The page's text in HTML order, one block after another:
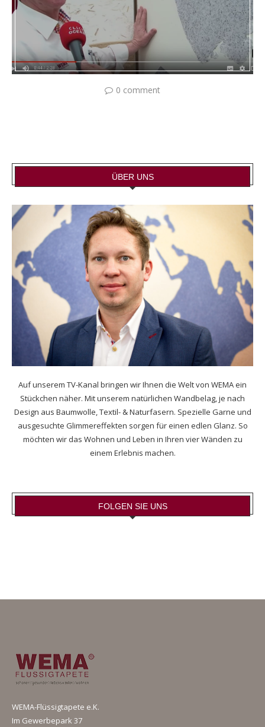
0 comment
ÜBER UNS
Auf unserem TV-Kanal bringen wir Ihnen die Welt von WEMA ein
Stückchen näher. Mit unserem natürlichen Wandbelag, je nach
Design aus Baumwolle, Textil- & Naturfasern. Spezielle Garne und
ausgesuchte Glimmereffekten sorgen für einen edlen Glanz. So
möchten wir das Wohnen und Leben in Ihren vier Wänden zu
einem Erlebnis machen.
FOLGEN SIE UNS
WEMA-Flüssigtapete e.K.
Im Gewerbepark 37